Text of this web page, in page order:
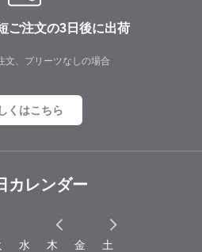
ご注文の3日後に出荷
文、プリーツなしの場合
くはこちら
カレンダー
水 木 金
土